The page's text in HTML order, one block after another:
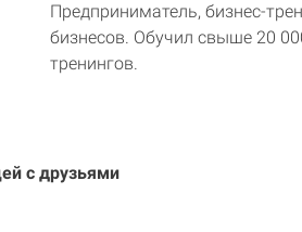
Предприниматель, бизнес-
бизнесов. Обучил свыше 20
тренингов.
с друзьями